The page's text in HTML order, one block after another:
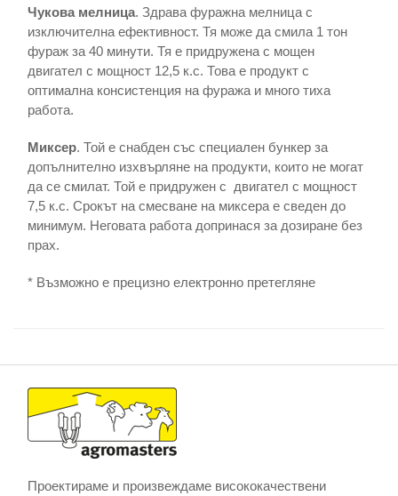
Чукова мелница. Здрава фуражна мелница с
изключителна ефективност. Тя може да смила 1 тон
фураж за 40 минути. Тя е придружена с мощен
двигател с мощност 12,5 к.с. Това е продукт с
оптимална консистенция на фуража и много тиха
работа.
Миксер. Той е снабден със специален бункер за
допълнително изхвърляне на продукти, които не могат
да се смилат. Той е придружен с двигател с мощност
7,5 к.с. Срокът на смесване на миксера е сведен до
минимум. Неговата работа допринася за дозиране без
прах.
* Възможно е прецизно електронно претегляне
Проектираме и произвеждаме висококачествени